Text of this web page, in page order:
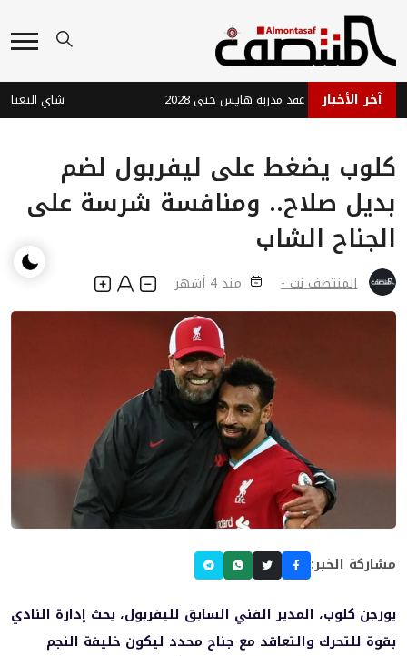
آخر الأخبار
الفرنسي يجدد عقد مدربه هايس حتى 2028 شاي النعناع
كلوب يضغط على ليفربول لضم
بديل صلاح.. ومنافسة شرسة على
الجناح الشاب
المنتصف نت - منذ 4 أشهر
مشاركة الخبر:
يورجن كلوب، المدير الفني السابق لليفربول، يحث إدارة النادي
بقوة للتحرك والتعاقد مع جناح محدد ليكون خليفة النجم